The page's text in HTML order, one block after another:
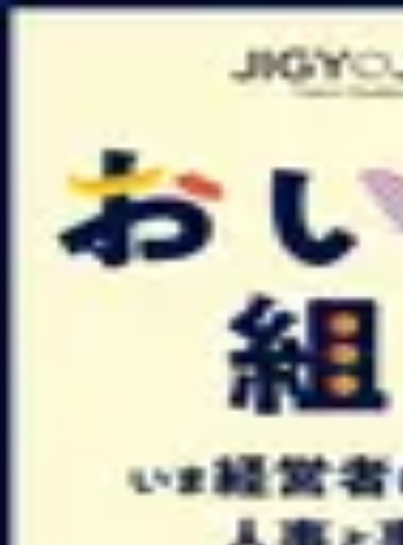
Podcast振り返り
正しくなくてOK！その時の理解度や、感情を残しておくことが重要です。
未実施の理解度チェック
おいしい組織 〜いま経営者にきいてほしい人事と事業の話〜
#30 人事評価の苦悩。そもそも人間の能力は測れるものなのか